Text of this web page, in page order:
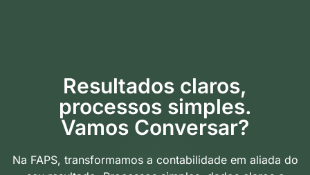
Resultados claros,
processos simples.
Vamos Conversar?
Na FAPS, transformamos a contabilidade em aliada do